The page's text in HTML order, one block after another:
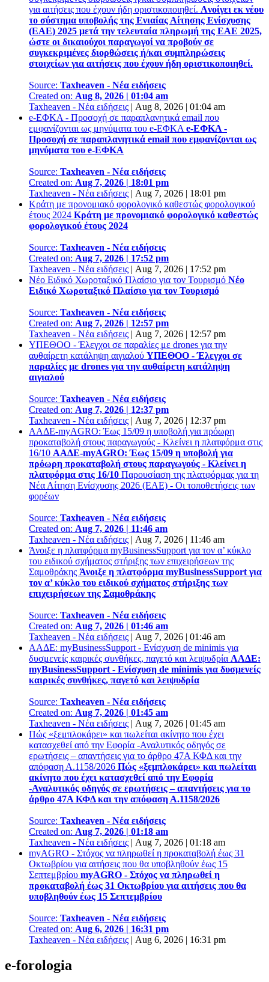
για αιτήσεις που έχουν ήδη οριστικοποιηθεί. Aνοίγει εκ νέου
το σύστημα υποβολής της Ενιαίας Αίτησης Ενίσχυσης
(ΕΑΕ) 2025 μετά την τελευταία πληρωμή της ΕΑΕ 2025,
ώστε οι δικαιούχοι παραγωγοί να προβούν σε
συγκεκριμένες διορθώσεις ή/και συμπληρώσεις
στοιχείων για αιτήσεις που έχουν ήδη οριστικοποιηθεί.
Source: Taxheaven - Νέα ειδήσεις
Created on: Aug 8, 2026 | 01:04 am
Taxheaven - Νέα ειδήσεις | Aug 8, 2026 | 01:04 am
e‑ΕΦΚΑ - Προσοχή σε παραπλανητικά email που
εμφανίζονται ως μηνύματα του e-ΕΦΚΑ e‑ΕΦΚΑ -
Προσοχή σε παραπλανητικά email που εμφανίζονται ως
μηνύματα του e-ΕΦΚΑ
Source: Taxheaven - Νέα ειδήσεις
Created on: Aug 7, 2026 | 18:01 pm
Taxheaven - Νέα ειδήσεις | Aug 7, 2026 | 18:01 pm
Κράτη με προνομιακό φορολογικό καθεστώς φορολογικού
έτους 2024 Κράτη με προνομιακό φορολογικό καθεστώς
φορολογικού έτους 2024
Source: Taxheaven - Νέα ειδήσεις
Created on: Aug 7, 2026 | 17:52 pm
Taxheaven - Νέα ειδήσεις | Aug 7, 2026 | 17:52 pm
Νέο Ειδικό Χωροταξικό Πλαίσιο για τον Τουρισμό Νέο
Ειδικό Χωροταξικό Πλαίσιο για τον Τουρισμό
Source: Taxheaven - Νέα ειδήσεις
Created on: Aug 7, 2026 | 12:57 pm
Taxheaven - Νέα ειδήσεις | Aug 7, 2026 | 12:57 pm
ΥΠΕΘΟΟ - Έλεγχοι σε παραλίες με drones για την
αυθαίρετη κατάληψη αιγιαλού ΥΠΕΘΟΟ - Έλεγχοι σε
παραλίες με drones για την αυθαίρετη κατάληψη
αιγιαλού
Source: Taxheaven - Νέα ειδήσεις
Created on: Aug 7, 2026 | 12:37 pm
Taxheaven - Νέα ειδήσεις | Aug 7, 2026 | 12:37 pm
ΑΑΔΕ-myAGRO: Έως 15/09 η υποβολή για πρόωρη
προκαταβολή στους παραγωγούς - Κλείνει η πλατφόρμα στις
16/10 ΑΑΔΕ-myAGRO: Έως 15/09 η υποβολή για
πρόωρη προκαταβολή στους παραγωγούς - Κλείνει η
πλατφόρμα στις 16/10 Παρουσίαση της πλατφόρμας για τη
Νέα Αίτηση Ενίσχυσης 2026 (ΕΑΕ) - Οι τοποθετήσεις των
φορέων
Source: Taxheaven - Νέα ειδήσεις
Created on: Aug 7, 2026 | 11:46 am
Taxheaven - Νέα ειδήσεις | Aug 7, 2026 | 11:46 am
Άνοιξε η πλατφόρμα myBusinessSupport για τον α’ κύκλο
του ειδικού σχήματος στήριξης των επιχειρήσεων της
Σαμοθράκης Άνοιξε η πλατφόρμα myBusinessSupport για
τον α’ κύκλο του ειδικού σχήματος στήριξης των
επιχειρήσεων της Σαμοθράκης
Source: Taxheaven - Νέα ειδήσεις
Created on: Aug 7, 2026 | 01:46 am
Taxheaven - Νέα ειδήσεις | Aug 7, 2026 | 01:46 am
ΑΑΔΕ: myBusinessSupport - Ενίσχυση de minimis για
δυσμενείς καιρικές συνθήκες, παγετό και λειψυδρία ΑΑΔΕ:
myBusinessSupport - Ενίσχυση de minimis για δυσμενείς
καιρικές συνθήκες, παγετό και λειψυδρία
Source: Taxheaven - Νέα ειδήσεις
Created on: Aug 7, 2026 | 01:45 am
Taxheaven - Νέα ειδήσεις | Aug 7, 2026 | 01:45 am
Πώς «ξεμπλοκάρει» και πωλείται ακίνητο που έχει
κατασχεθεί από την Εφορία -Αναλυτικός οδηγός σε
ερωτήσεις – απαντήσεις για το άρθρο 47Α ΚΦΔ και την
απόφαση Α.1158/2026 Πώς «ξεμπλοκάρει» και πωλείται
ακίνητο που έχει κατασχεθεί από την Εφορία
-Αναλυτικός οδηγός σε ερωτήσεις – απαντήσεις για το
άρθρο 47Α ΚΦΔ και την απόφαση Α.1158/2026
Source: Taxheaven - Νέα ειδήσεις
Created on: Aug 7, 2026 | 01:18 am
Taxheaven - Νέα ειδήσεις | Aug 7, 2026 | 01:18 am
myAGRO - Στόχος να πληρωθεί η προκαταβολή έως 31
Οκτωβρίου για αιτήσεις που θα υποβληθούν έως 15
Σεπτεμβρίου myAGRO - Στόχος να πληρωθεί η
προκαταβολή έως 31 Οκτωβρίου για αιτήσεις που θα
υποβληθούν έως 15 Σεπτεμβρίου
Source: Taxheaven - Νέα ειδήσεις
Created on: Aug 6, 2026 | 16:31 pm
Taxheaven - Νέα ειδήσεις | Aug 6, 2026 | 16:31 pm
e-forologia